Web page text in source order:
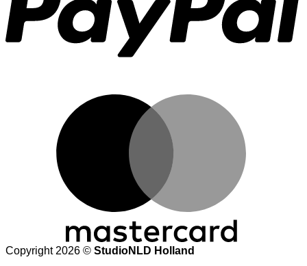
Copyright 2026 © StudioNLD Holland